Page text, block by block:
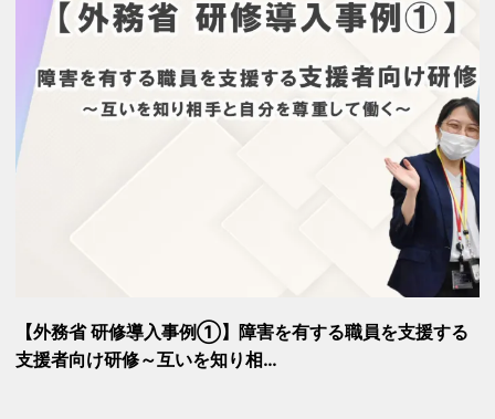
【外務省 研修導入事例①】障害を有する職員を支援する
支援者向け研修～互いを知り相…